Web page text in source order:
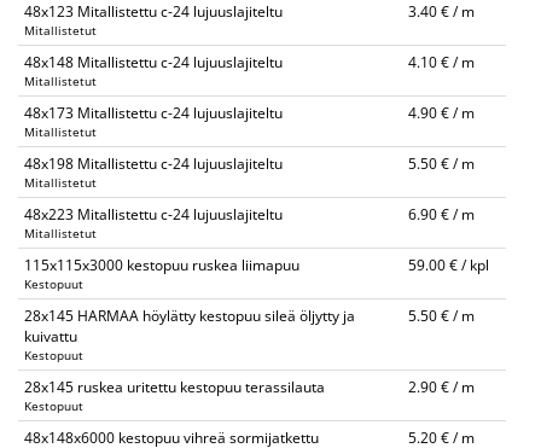
48x123 Mitallistettu c-24 lujuuslajiteltu
Mitallistetut
3.40 € / m
48x148 Mitallistettu c-24 lujuuslajiteltu
Mitallistetut
4.10 € / m
48x173 Mitallistettu c-24 lujuuslajiteltu
Mitallistetut
4.90 € / m
48x198 Mitallistettu c-24 lujuuslajiteltu
Mitallistetut
5.50 € / m
48x223 Mitallistettu c-24 lujuuslajiteltu
Mitallistetut
6.90 € / m
115x115x3000 kestopuu ruskea liimapuu
Kestopuut
59.00 € / kpl
28x145 HARMAA höylätty kestopuu sileä öljytty ja
kuivattu
Kestopuut
5.50 € / m
28x145 ruskea uritettu kestopuu terassilauta
Kestopuut
2.90 € / m
48x148x6000 kestopuu vihreä sormijatkettu 5.20 € / m